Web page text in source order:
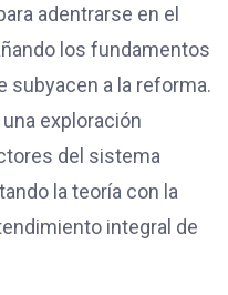
adentrarse en el
los fundamentos
a la reforma.
exploración
del sistema
la teoría con la
integral de